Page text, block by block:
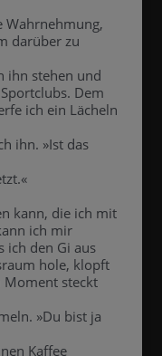
Wahrnehmung,
darüber zu
ihn stehen und
Dem
ich ein Lächeln
ihn. »Ist das
kann, die ich mit
ich mir
ich den Gi aus
hole, klopft
Moment steckt
»Du bist ja
Kaffee